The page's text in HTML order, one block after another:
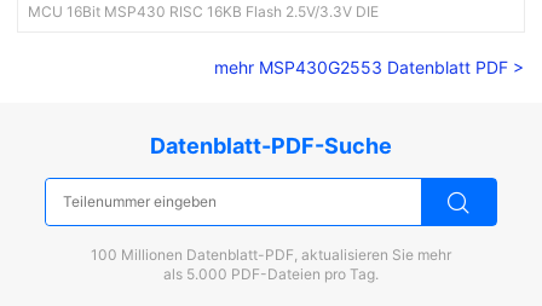
MCU 16Bit MSP430 RISC 16KB Flash 2.5V/3.3V DIE
mehr MSP430G2553 Datenblatt PDF >
Datenblatt-PDF-Suche
100 Millionen Datenblatt-PDF, aktualisieren Sie mehr
als 5.000 PDF-Dateien pro Tag.